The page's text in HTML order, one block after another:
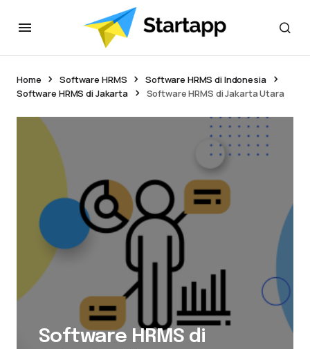
Home Software HRMS
Software HRMS di Indonesia
Software HRMS di Jakarta
Software HRMS di Jakarta Utara
Software HRMS di